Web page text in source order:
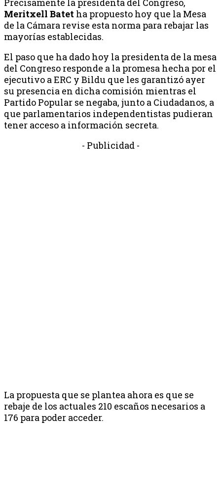
Meritxell Batet ha propuesto hoy que la Mesa
de la Cámara revise esta norma para rebajar las
mayorías establecidas.
El paso que ha dado hoy la presidenta de la mesa
del Congreso responde a la promesa hecha por el
ejecutivo a ERC y Bildu que les garantizó ayer
su presencia en dicha comisión mientras el
Partido Popular se negaba, junto a Ciudadanos, a
que parlamentarios independentistas pudieran
tener acceso a información secreta.
- Publicidad -
La propuesta que se plantea ahora es que se
rebaje de los actuales 210 escaños necesarios a
176 para poder acceder.